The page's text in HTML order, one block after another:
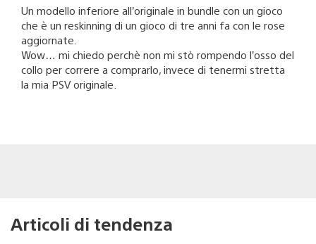
Un modello inferiore all’originale in bundle con un gioco
che è un reskinning di un gioco di tre anni fa con le rose
aggiornate.
Wow… mi chiedo perchè non mi stò rompendo l’osso del
collo per correre a comprarlo, invece di tenermi stretta
la mia PSV originale.
Articoli di tendenza